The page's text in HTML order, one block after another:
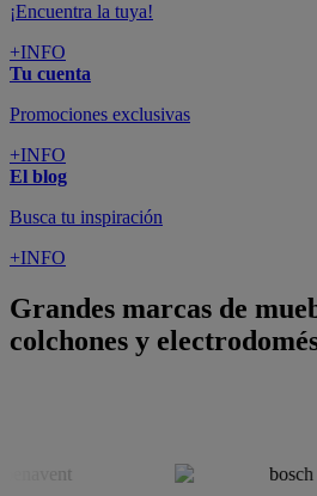
¡Encuentra la tuya!
+INFO
Tu cuenta
Promociones exclusivas
+INFO
El blog
Busca tu inspiración
+INFO
Grandes marcas de
colchones y